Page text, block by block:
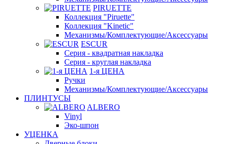
PIRUETTE
Коллекция "Piruette"
Коллекция "Kinetic"
Механизмы/Комплектующие/Аксессуары
ESCUR
Серия - квадратная накладка
Серия - круглая накладка
1-я ЦЕНА
Ручки
Механизмы/Комплектующие/Аксессуары
ПЛИНТУСЫ
ALBERO
Vinyl
Эко-шпон
УЦЕНКА